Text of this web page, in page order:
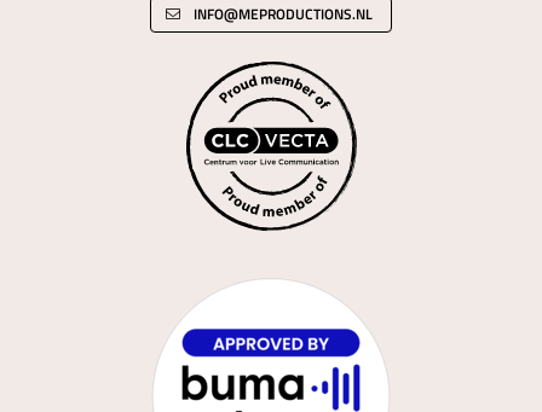
INFO@MEPRODUCTIONS.NL